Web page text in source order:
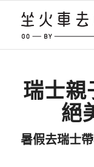
瑞士親
絕
暑假去瑞士